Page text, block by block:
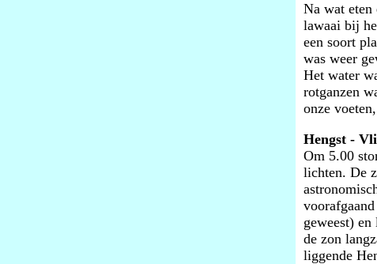
Na wat
lawaai bij
een soort
was weer
Het water
rotganzen
onze
Hengst -
Om 5.00
lichten. De
geweest)
de zon
liggende